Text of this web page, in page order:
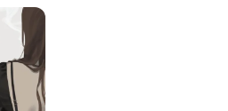
up吗？
就是以后不会出了呗。
控一轮回血，二星难合大招难攒#